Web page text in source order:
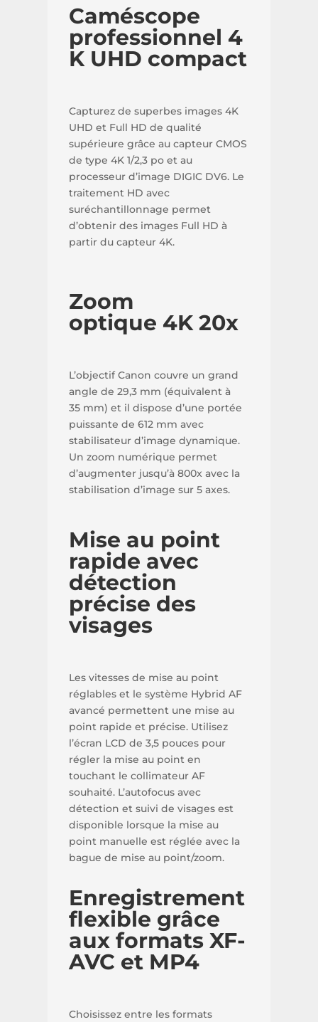
Caméscope
professionnel 4
K UHD compact
Capturez de superbes images 4K
UHD et Full HD de qualité
supérieure grâce au capteur CMOS
de type 4K 1/2,3 po et au
processeur d’image DIGIC DV6. Le
traitement HD avec
suréchantillonnage permet
d’obtenir des images Full HD à
partir du capteur 4K.
Zoom
optique 4K 20x
L’objectif Canon couvre un grand
angle de 29,3 mm (équivalent à
35 mm) et il dispose d’une portée
puissante de 612 mm avec
stabilisateur d’image dynamique.
Un zoom numérique permet
d’augmenter jusqu’à 800x avec la
stabilisation d’image sur 5 axes.
Mise au point
rapide avec
détection
précise des
visages
Les vitesses de mise au point
réglables et le système Hybrid AF
avancé permettent une mise au
point rapide et précise. Utilisez
l’écran LCD de 3,5 pouces pour
régler la mise au point en
touchant le collimateur AF
souhaité. L’autofocus avec
détection et suivi de visages est
disponible lorsque la mise au
point manuelle est réglée avec la
bague de mise au point/zoom.
Enregistrement
flexible grâce
aux formats XF-
AVC et MP4
Choisissez entre les formats